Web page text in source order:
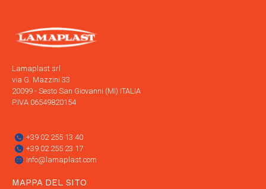
Lamaplast srl
via G. Mazzini 33
20099 - Sesto San Giovanni (MI) ITALIA
P.IVA 06549820154
+39 02 255 13 40
+39 02 255 23 17
info@lamaplast.com
MAPPA DEL SITO